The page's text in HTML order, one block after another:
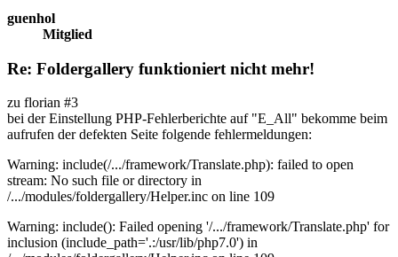
guenhol
Mitglied
Re: Foldergallery funktioniert nicht mehr!
zu florian #3
bei der Einstellung PHP-Fehlerberichte auf "E_All" bekomme beim
aufrufen der defekten Seite folgende fehlermeldungen:
Warning: include(/.../framework/Translate.php): failed to open
stream: No such file or directory in
/.../modules/foldergallery/Helper.inc on line 109
Warning: include(): Failed opening '/.../framework/Translate.php' for
inclusion (include_path='.:/usr/lib/php7.0') in